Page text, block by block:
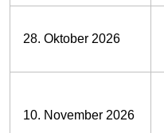
28. Oktober 2026
10. November 2026